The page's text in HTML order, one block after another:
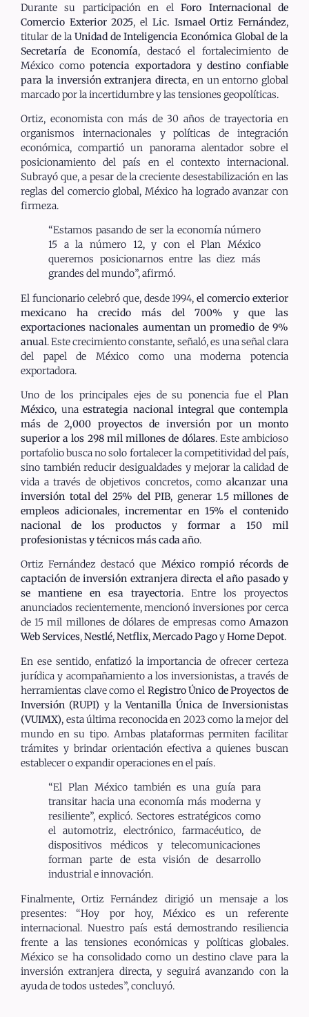
Durante su participación en elForo Internacional de
Comercio Exterior 2025, el Lic. Ismael Ortiz Fernández,
titular de la Unidad de Inteligencia Económica Global de la
Secretaría de Economía, destacó el fortalecimiento de
México comopotencia exportadora y destino confiable
para la inversión extranjera directa, en un entorno global
marcado por la incertidumbre y las tensiones geopolíticas.
Ortiz, economista con más de 30 años de trayectoria en
organismos internacionales y políticas de integración
económica, compartió un panorama alentador sobre el
posicionamiento del país en el contexto internacional.
Subrayó que, a pesar de la creciente desestabilización en las
reglas del comercio global, México ha logrado avanzar con
firmeza.
“Estamos pasando de ser la economía número
15 a la número 12, y con el Plan México
queremos posicionarnos entre las diez más
grandes del mundo”, afirmó.
El funcionario celebró que, desde 1994,el comercio exterior
mexicano ha crecido más del 700% y que las
exportaciones nacionales aumentan un promedio de 9%
anual. Este crecimiento constante, señaló, es una señal clara
del papel de México como una moderna potencia
exportadora.
Uno de los principales ejes de su ponencia fue el Plan
México, unaestrategia nacional integral que contempla
más de 2,000 proyectos de inversión por un monto
superior a los 298 mil millones de dólares. Este ambicioso
portafolio busca no solo fortalecer la competitividad del país,
sino también reducir desigualdades y mejorar la calidad de
vida a través de objetivos concretos, como alcanzar una
inversión total del 25% del PIB, generar 1.5 millones de
empleos adicionales,incrementar en 15% el contenido
nacional de los productos y formar a 150 mil
profesionistasy técnicos más cada año.
Ortiz Fernández destacó que México rompió récords de
captación de inversión extranjera directa el año pasado y
se mantiene en esa trayectoria. Entre los proyectos
anunciados recientemente, mencionó inversiones por cerca
de 15 mil millones de dólares de empresas como Amazon
Web Services,Nestlé,Netflix,Mercado PagoyHome Depot.
En ese sentido, enfatizó la importancia de ofrecer certeza
jurídica y acompañamiento a los inversionistas, a través de
herramientas clave como el Registro Único de Proyectos de
Inversión (RUPI) y laVentanilla Única de Inversionistas
(VUIMX), esta última reconocida en 2023 como la mejor del
mundo en su tipo. Ambas plataformas permiten facilitar
trámites y brindar orientación efectiva a quienes buscan
establecer o expandir operaciones en el país.
“El Plan México también es una guía para
transitar hacia una economía más moderna y
resiliente”, explicó. Sectores estratégicos como
el automotriz, electrónico, farmacéutico, de
dispositivos médicos y telecomunicaciones
forman parte de esta visión de desarrollo
industrial e innovación.
Finalmente, Ortiz Fernández dirigió un mensaje a los
presentes: “Hoy por hoy, México es un referente
internacional. Nuestro país está demostrando resiliencia
frente a las tensiones económicas y políticas globales.
México se ha consolidado como un destino clave para la
inversión extranjera directa, y seguirá avanzando con la
ayuda de todos ustedes”, concluyó.